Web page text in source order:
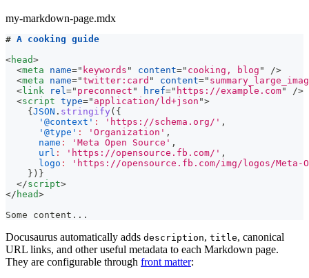
my-markdown-page.mdx
# A cooking guide
<head>
<meta name=" keywords " content=" cooking, blog "
/>
<meta name="twitter:card " content="
<link rel =" preconnect " href=" https://example.com"
/>
<script type=" application/ld+json ">
{JSON . stringify ( {
'@context' : 'https://schema.org/' ,
'@type' : 'Organization' ,
name : 'Meta Open Source' ,
url : 'https://opensource.fb.com/' ,
logo :
'https://opensource.fb.com/img/logos/Meta-
} ) }
</script>
</ head>
Some content...
Docusaurus automatically adds description, title, canonical
URL links, and other useful metadata to each Markdown page.
They are configurable through front matter: